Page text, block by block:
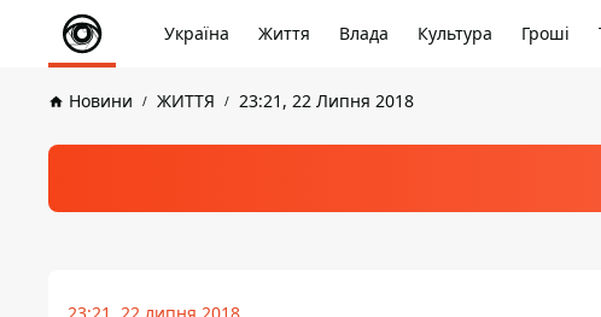
Україна Життя Влада Культура Гроші
Новини ЖИТТЯ 23:21, 22 Липня 2018